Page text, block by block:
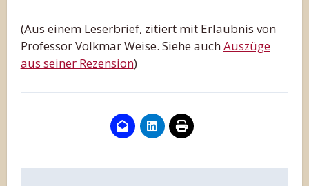
(Aus einem Leserbrief, zitiert mit Erlaubnis von
Professor Volkmar Weise. Siehe auchAuszüge
aus seiner Rezension)